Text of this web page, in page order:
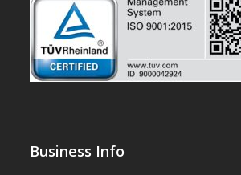
Business Info